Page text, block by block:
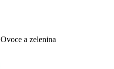
Ovoce a zelenina